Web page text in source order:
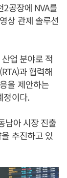
2공장에 NVA를
상 관제 솔루션
업 분야로 적
과 협력해
을 제안하는
정이다.
남아 시장 진출
추진하고 있